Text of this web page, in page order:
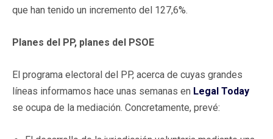
que han tenido un incremento del 127,6%.
Planes del PP, planes del PSOE
El programa electoral del PP, acerca de cuyas grandes
líneas informamos hace unas semanas en Legal Today
se ocupa de la mediación. Concretamente, prevé: